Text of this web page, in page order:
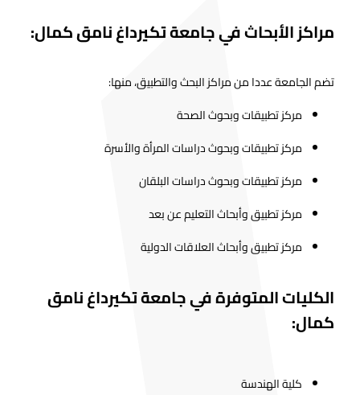
مراكز الأبحاث في جامعة تكيرداغ نامق كمال:
تضم الجامعة عددا من مراكز البحث والتطبيق، منها:
مركز تطبيقات وبحوث الصحة
مركز تطبيقات وبحوث دراسات المرأة والأسرة
مركز تطبيقات وبحوث دراسات البلقان
مركز تطبيق وأبحاث التعليم عن بعد
مركز تطبيق وأبحاث العلاقات الدولية
الكليات المتوفرة في جامعة تكيرداغ نامق
كمال:
كلية الهندسة